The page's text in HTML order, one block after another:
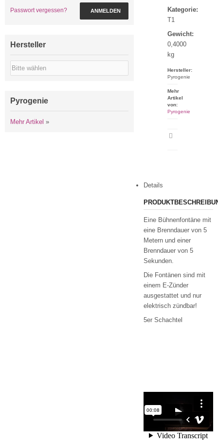
Kategorie:
T1
Gewicht:
0,4000
kg
Hersteller:
Pyrogenie
Mehr
Artikel
von:
Pyrogenie
Details
Eine Bühnenfontäne mit
eine Brenndauer von 5
Metern und einer
Brenndauer von 5
Sekunden.
Die Fontänen sind mit
einem E-Zünder
ausgestattet und nur
elektrisch zündbar!
5er Schachtel
Passwort vergessen? ANMELDEN
Hersteller
Pyrogenie
Mehr Artikel »